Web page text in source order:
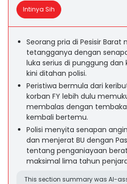
Intinya Sih
Seorang pria di Pesisir Barat
tetangganya dengan
luka serius di punggung dan
kini ditahan polisi.
Peristiwa bermula dari
korban FY lebih dulu
membalas dengan
kembali bertemu.
Polisi menyita senapan
dan menjerat BU dengan
tentang penganiayaan
maksimal lima tahun
This section summary was AI-